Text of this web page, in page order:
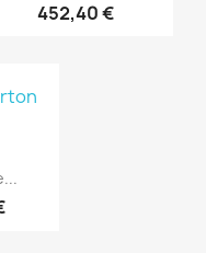
452,40 €